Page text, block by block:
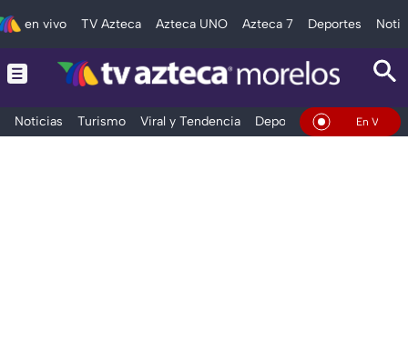
en vivo TV Azteca Azteca UNO Azteca 7 Deportes
Noticias Turismo Viral y Tendencia Deportes Espectáculos
En Vivo